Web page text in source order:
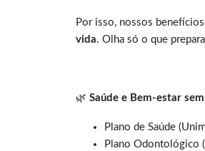
Por isso, nossos
vida. Olha só o que
🌿 Saúde e Bem-estar
Plano de Saúde
Plano Odontológico